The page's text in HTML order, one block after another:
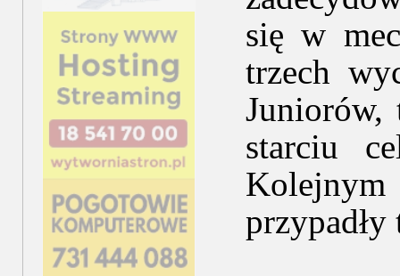
się w
trzech
Juniorów,
starciu